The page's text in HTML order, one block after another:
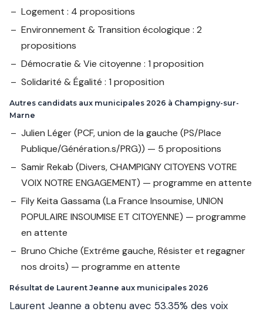
Logement : 4 propositions
Environnement & Transition écologique : 2
propositions
Démocratie & Vie citoyenne : 1 proposition
Solidarité & Égalité : 1 proposition
Autres candidats aux municipales 2026 à Champigny-sur-
Marne
Julien Léger(PCF, union de la gauche (PS/Place
Publique/Génération.s/PRG)) — 5 propositions
Samir Rekab (Divers, CHAMPIGNY CITOYENS VOTRE
VOIX NOTRE ENGAGEMENT) — programme en attente
Fily Keita Gassama (La France Insoumise, UNION
POPULAIRE INSOUMISE ET CITOYENNE) — programme
en attente
Bruno Chiche (Extrême gauche, Résister et regagner
nos droits) — programme en attente
Résultat de Laurent Jeanne aux municipales 2026
Laurent Jeanne a obtenu avec 53.35% des voix